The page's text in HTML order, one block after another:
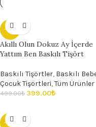
- 20%
Akıllı Olun Dokuz Ay İçerde
Yattım Ben Baskılı Tişört
Baskılı Tişörtler, Baskılı
Çocuk Tişörtleri,Tüm Ürünler
499.00₺ 399.00₺
- 20%